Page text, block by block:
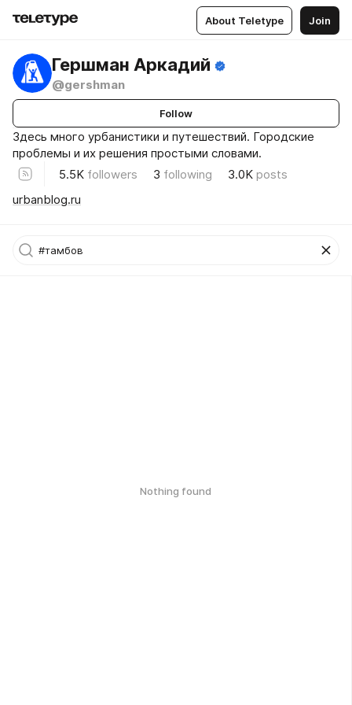
About Teletype Join
Гершман Аркадий
@gershman
Follow
Здесь много урбанистики и путешествий. Городские
проблемы и их решения простыми словами.
5.5K followers 3 following 3.0K posts
urbanblog.ru
Nothing found